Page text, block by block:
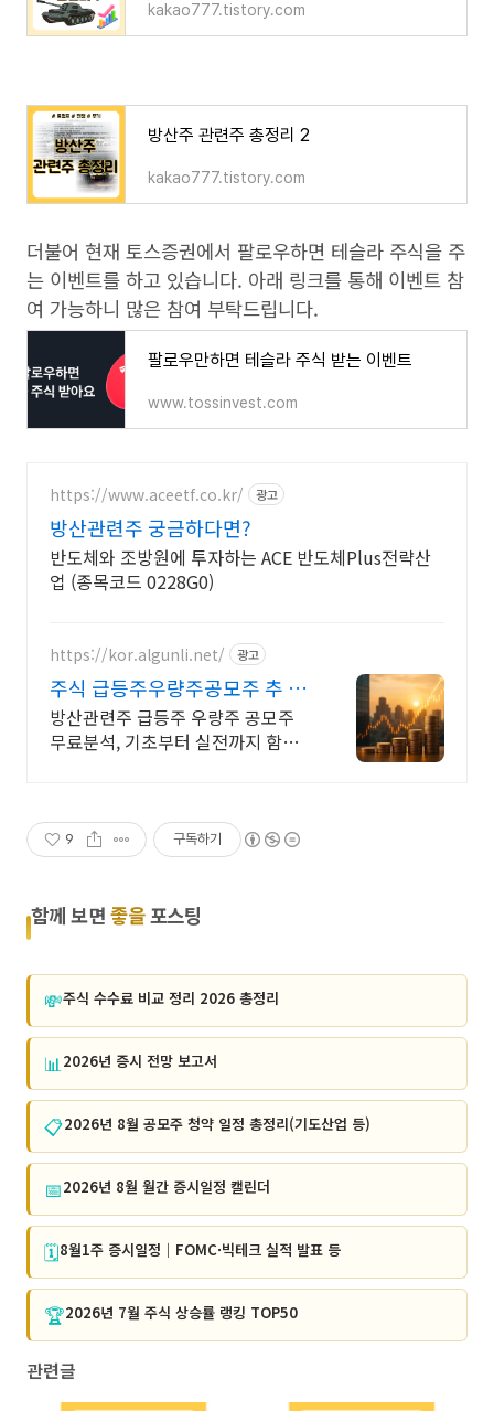
kakao777.tistory.com
방산주 관련주 총정리 2
kakao777.tistory.com
더불어 현재 토스증권에서 팔로우하면 테슬라 주식을 주
는 이벤트를 하고 있습니다. 아래 링크를 통해 이벤트 참
여 가능하니 많은 참여 부탁드립니다.
팔로우만하면 테슬라 주식 받는 이벤트
www.tossinvest.com
https://www.aceetf.co.kr/ 광고
방산관련주 궁금하다면?
반도체와 조방원에 투자하는 ACE 반도체Plus전략산
업 (종목코드 0228G0)
https://kor.algunli.net/ 광고
주식 급등주우량주공모주 추 우
량주 무료 공유
방산관련주 급등주 우량주 공모주
무료분석, 기초부터 실전까지 함께
9 구독하기
함께 보면 좋을포스팅
💸주식 수수료 비교 정리 2026 총정리
📊 2026년 증시 전망 보고서
📋2026년 8월 공모주 청약 일정 총정리(기도산업 등)
📅2026년 8월 월간 증시일정 캘린더
🗓️8월1주 증시일정｜FOMC·빅테크 실적 발표 등
🏆2026년 7월 주식 상승률 랭킹 TOP50
관련글